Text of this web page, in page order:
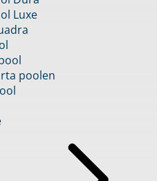
Luxe
poolen